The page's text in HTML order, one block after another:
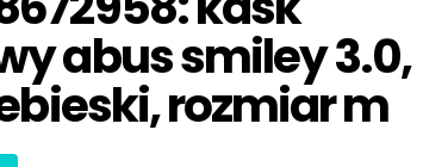
abus smiley 3.0,
rozmiar m